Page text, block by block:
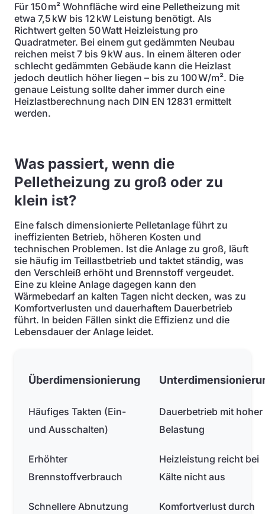
Für 150 m² Wohnfläche wird eine Pelletheizung mit
etwa 7,5 kW bis 12 kW Leistung benötigt. Als
Richtwert gelten 50 Watt Heizleistung pro
Quadratmeter. Bei einem gut gedämmten Neubau
reichen meist 7 bis 9 kW aus. In einem älteren oder
schlecht gedämmten Gebäude kann die Heizlast
jedoch deutlich höher liegen – bis zu 100 W/m². Die
genaue Leistung sollte daher immer durch eine
Heizlastberechnung nach DIN EN 12831 ermittelt
werden.
Was passiert, wenn die
Pelletheizung zu groß oder zu
klein ist?
Eine falsch dimensionierte Pelletanlage führt zu
ineffizienten Betrieb, höheren Kosten und
technischen Problemen. Ist die Anlage zu groß, läuft
sie häufig im Teillastbetrieb und taktet ständig, was
den Verschleiß erhöht und Brennstoff vergeudet.
Eine zu kleine Anlage dagegen kann den
Wärmebedarf an kalten Tagen nicht decken, was zu
Komfortverlusten und dauerhaftem Dauerbetrieb
führt. In beiden Fällen sinkt die Effizienz und die
Lebensdauer der Anlage leidet.
Überdimensionierung
Häufiges Takten (Ein-
und Ausschalten)
Dauerbetrieb mit hoher
Belastung
Erhöhter
Brennstoffverbrauch
Heizleistung reicht bei
Kälte nicht aus
Schnellere Abnutzung
Komfortverlust durch